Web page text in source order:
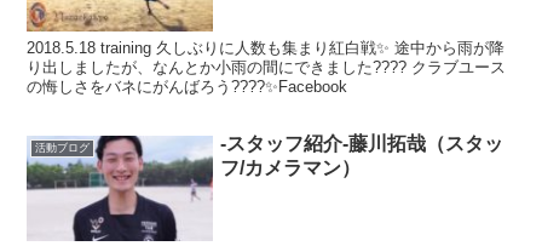
2018.5.18 training 久しぶりに人数も集まり紅白戦✨ 途中から雨が降
り出しましたが、なんとか小雨の間にできました???? クラブユース
の悔しさをバネにがんばろう????✨Facebook
活動ブログ
-スタッフ紹介-藤川拓哉（スタッ
フ/カメラマン）